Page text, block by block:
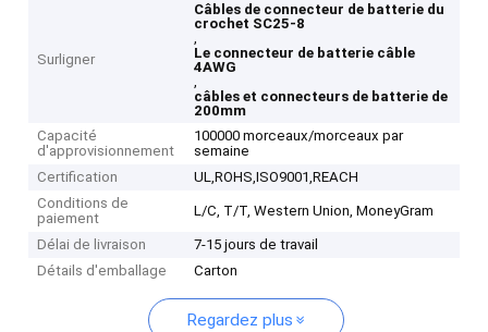
Surligner
Câbles de connecteur de batterie du
crochet SC25-8
,
Le connecteur de batterie câble
4AWG
,
câbles et connecteurs de batterie de
200mm
Capacité
d'approvisionnement
100000 morceaux/morceaux par
semaine
Certification
UL,ROHS,ISO9001,REACH
Conditions de
paiement
L/C, T/T, Western Union, MoneyGram
Délai de livraison
7-15 jours de travail
Détails d'emballage
Carton
Regardez plus